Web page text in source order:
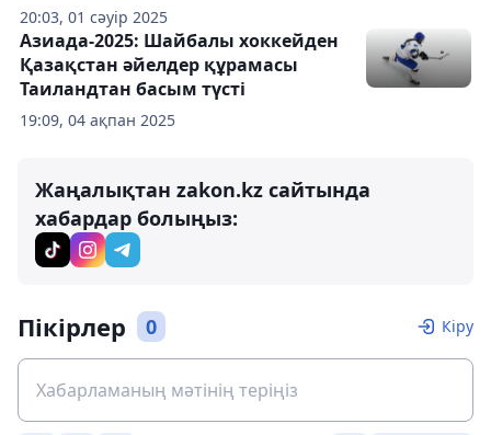
20:03, 01 сәуір 2025
19:09, 04 ақпан 2025
Азиада-2025: Шайбалы хоккейден
Қазақстан әйелдер құрамасы
Таиландтан басым түсті
Жаңалықтан zakon.kz сайтында
хабардар болыңыз:
Пікірлер 0 Кіру